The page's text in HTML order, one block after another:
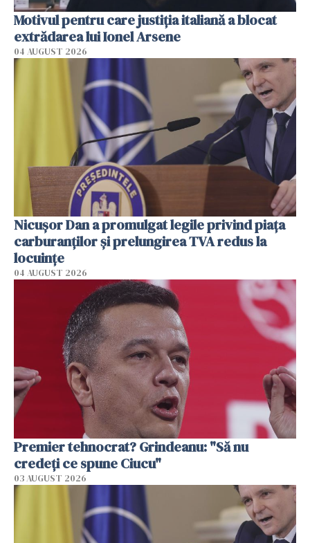
Motivul pentru care justiția italiană a blocat
extrădarea lui Ionel Arsene
04 AUGUST 2026
Nicuşor Dan a promulgat legile privind piaţa
carburanţilor şi prelungirea TVA redus la
locuinţe
04 AUGUST 2026
Premier tehnocrat? Grindeanu: "Să nu
credeți ce spune Ciucu"
03 AUGUST 2026